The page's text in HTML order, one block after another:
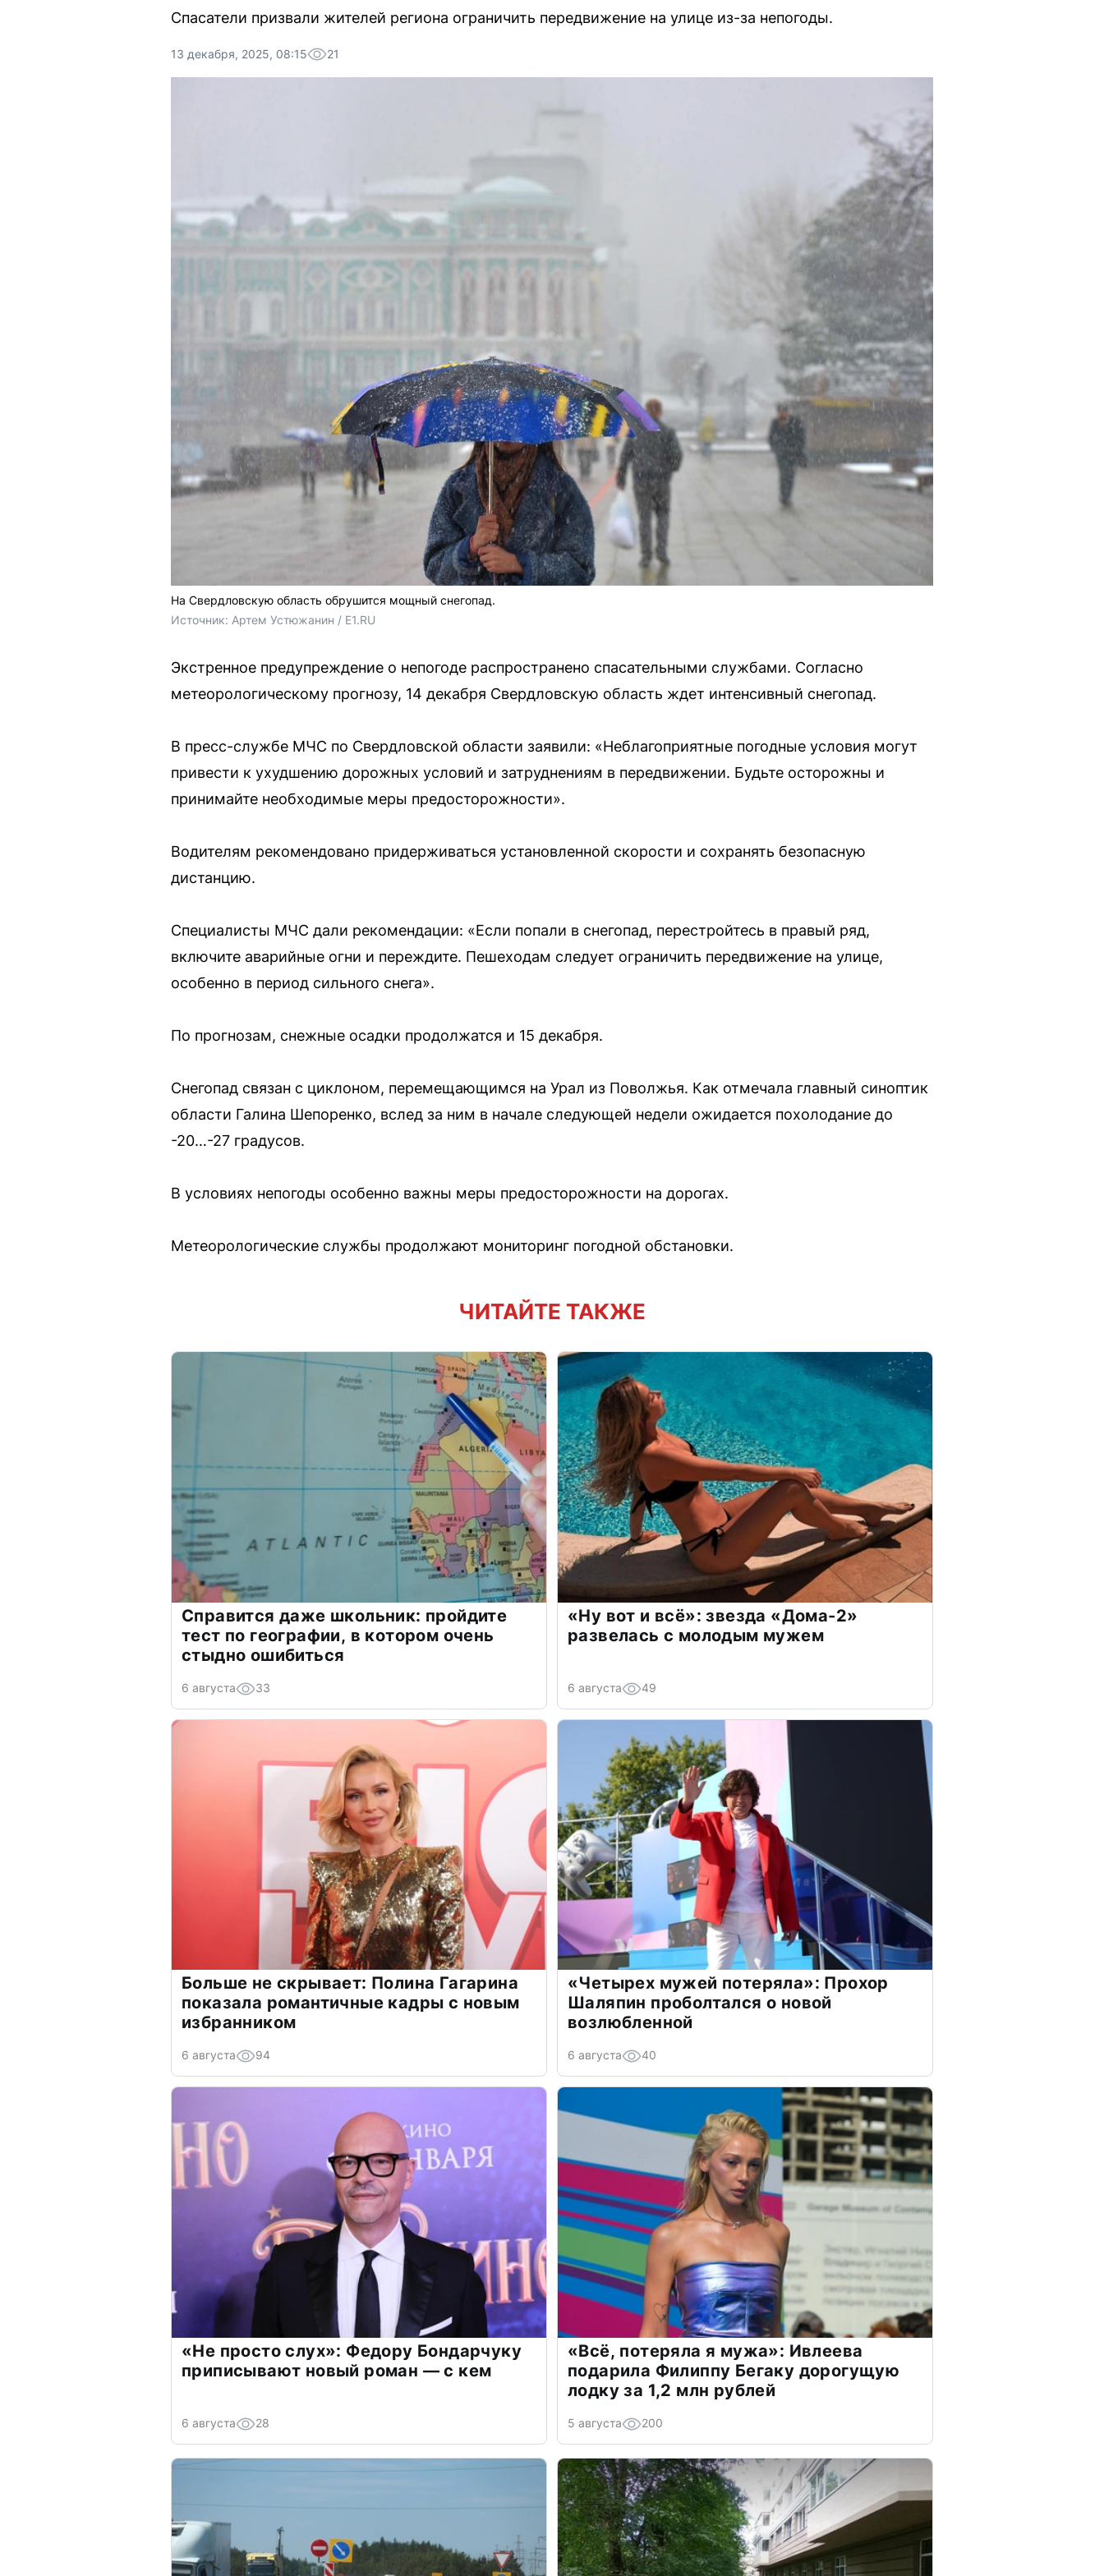
Спасатели призвали жителей региона ограничить передвижение на улице из-за непогоды.
13 декабря, 2025, 08:15 21
На Свердловскую область обрушится мощный снегопад.
Источник: Артем Устюжанин / E1.RU
Экстренное предупреждение о непогоде распространено спасательными службами. Согласно
метеорологическому прогнозу, 14 декабря Свердловскую область ждет интенсивный снегопад.
В пресс-службе МЧС по Свердловской области заявили: «Неблагоприятные погодные условия могут
привести к ухудшению дорожных условий и затруднениям в передвижении. Будьте осторожны и
принимайте необходимые меры предосторожности».
Водителям рекомендовано придерживаться установленной скорости и сохранять безопасную
дистанцию.
Специалисты МЧС дали рекомендации: «Если попали в снегопад, перестройтесь в правый ряд,
включите аварийные огни и переждите. Пешеходам следует ограничить передвижение на улице,
особенно в период сильного снега».
По прогнозам, снежные осадки продолжатся и 15 декабря.
Снегопад связан с циклоном, перемещающимся на Урал из Поволжья. Как отмечала главный синоптик
области Галина Шепоренко, вслед за ним в начале следующей недели ожидается похолодание до
-20…-27 градусов.
В условиях непогоды особенно важны меры предосторожности на дорогах.
Метеорологические службы продолжают мониторинг погодной обстановки.
ЧИТАЙТЕ ТАКЖЕ
Справится даже школьник: пройдите
тест по географии, в котором очень
стыдно ошибиться
6 августа 33
«Ну вот и всё»: звезда «Дома-2»
развелась с молодым мужем
6 августа 49
Больше не скрывает: Полина Гагарина
показала романтичные кадры с новым
избранником
6 августа 94
«Четырех мужей потеряла»: Прохор
Шаляпин проболтался о новой
возлюбленной
6 августа 40
«Не просто слух»: Федору Бондарчуку
приписывают новый роман — с кем
6 августа 28
«Всё, потеряла я мужа»: Ивлеева
подарила Филиппу Бегаку дорогущую
лодку за 1,2 млн рублей
5 августа 200